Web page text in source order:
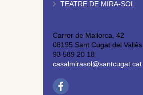
TEATRE DE MIRA-SOL
Carrer de Mallorca, 42
08195 Sant Cugat del Vallès
93 589 20 18
casalmirasol@santcugat.cat